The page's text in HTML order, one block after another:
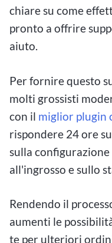
chiare su come
pronto a offrire
aiuto.
Per fornire questo
molti grossisti
con il miglior plugin
rispondere 24 ore
sulla
all'ingrosso e sullo
Rendendo il
aumenti le
te per ulteriori